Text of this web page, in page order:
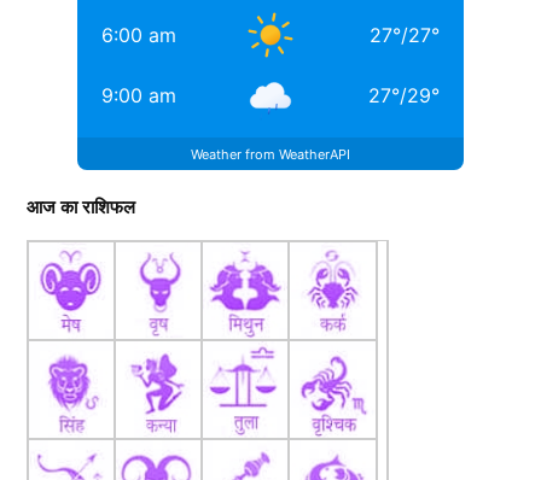
6:00 am 27°/27°
9:00 am 27°/29°
Weather from WeatherAPI
आज का राशिफल